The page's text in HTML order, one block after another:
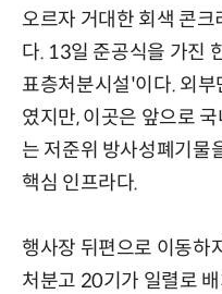
오르자 거대한 회색 콘
다. 13일 준공식을 가진
표층처분시설'이다. 외
였지만, 이곳은 앞으로
는 저준위 방사성폐기물
핵심 인프라다.
행사장 뒤편으로 이동하
처분고 20기가 일렬로